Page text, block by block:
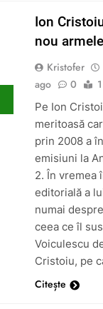
Ion
nou
Kristofer
ago
0
Pe Ion
meritoasă
prin 2008 a
emisiuni la
2. În vremea
editorială a
numai
ceea ce îl
Voiculescu
Cristoiu, pe
Citește